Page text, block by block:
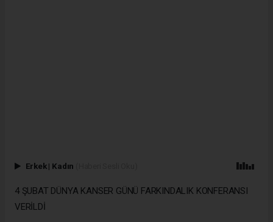
Erkek | Kadın
4 ŞUBAT DÜNYA KANSER GÜNÜ FARKINDALIK KONFERANSI
VERİLDİ